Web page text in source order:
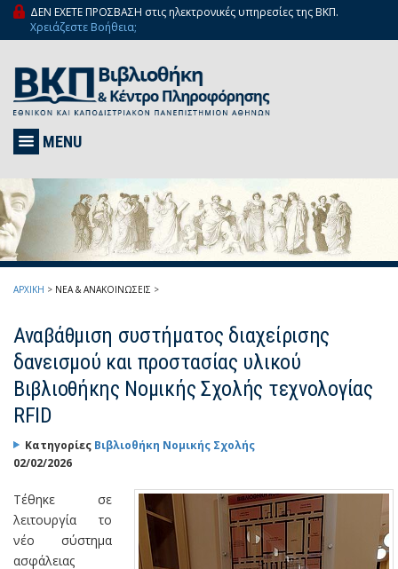
ΔΕΝ ΕΧΕΤΕ ΠΡΟΣΒΑΣΗ στις ηλεκτρονικές υπηρεσίες της ΒΚΠ.
Χρειάζεστε Βοήθεια;
MENU
ΑΡΧΙΚΗ > ΝΕΑ & ΑΝΑΚΟΙΝΩΣΕΙΣ >
Αναβάθμιση συστήματος διαχείρισης
δανεισμού και προστασίας υλικού
Βιβλιοθήκης Νομικής Σχολής τεχνολογίας
RFID
Κατηγορίες Βιβλιοθήκη Νομικής Σχολής
02/02/2026
Τέθηκε σε
λειτουργία το
νέο σύστημα
ασφάλειας